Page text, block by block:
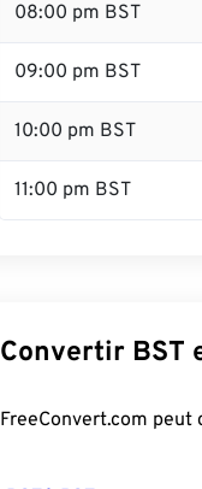
08:00 pm BST
09:00 pm BST
10:00 pm BST
11:00 pm BST
Convertir BST
FreeConvert.com peut